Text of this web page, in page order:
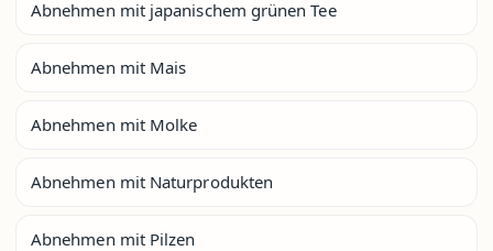
Abnehmen mit japanischem grünen Tee
Abnehmen mit Mais
Abnehmen mit Molke
Abnehmen mit Naturprodukten
Abnehmen mit Pilzen